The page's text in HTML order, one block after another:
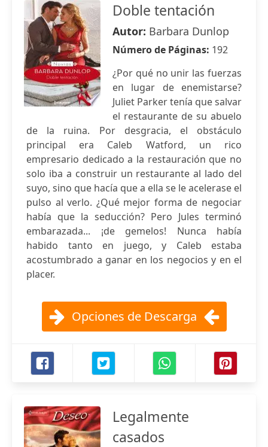
Doble tentación
Autor: Barbara Dunlop
Número de Páginas: 192
¿Por qué no unir las fuerzas
en lugar de enemistarse?
Juliet Parker tenía que salvar
el restaurante de su abuelo
de la ruina. Por desgracia, el obstáculo
principal era Caleb Watford, un rico
empresario dedicado a la restauración que no
solo iba a construir un restaurante al lado del
suyo, sino que hacía que a ella se le acelerase el
pulso al verlo. ¿Qué mejor forma de negociar
había que la seducción? Pero Jules terminó
embarazada... ¡de gemelos! Nunca había
habido tanto en juego, y Caleb estaba
acostumbrado a ganar en los negocios y en el
placer.
Opciones de Descarga
Legalmente
casados